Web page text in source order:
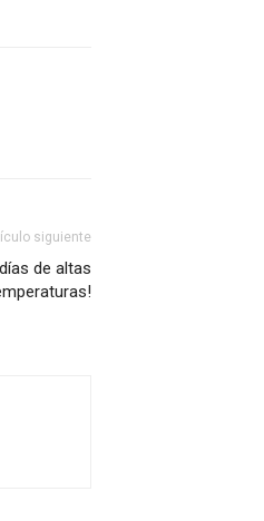
siguiente
de altas